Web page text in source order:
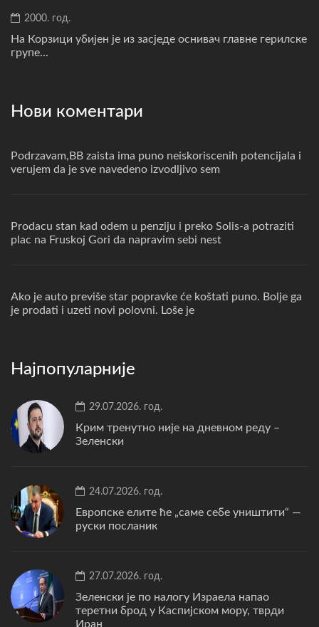
2000. год.
На Корзици убијен је из засједе оснивач главне герилске
групе...
Нови коментари
Podrzavam,BB zaista ima puno neiskoriscenih potencijala i
verujem da je sve navedeno izvodljivo sem
Prodacu stan kad odem u penziju i preko Solis-a potraziti
plac na Fruskoj Gori da napravim sebi nest
Ako je auto previše star popravke će koštati puno. Bolje ga
je prodati i uzeti novi polovni. Loše je
Најпопуларније
29.07.2026. год.
Крим тренутно није на дневном реду –
Зеленски
24.07.2026. год.
Европске елите ће „саме себе уништити“ —
руски посланик
27.07.2026. год.
Зеленски је по налогу Израела напао
теретни брод у Каспијском мору, тврди
Иран